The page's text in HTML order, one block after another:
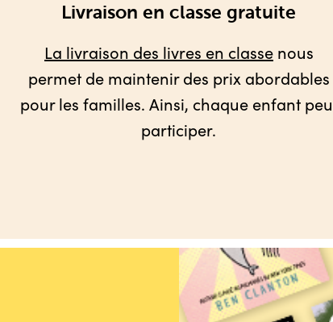
Livraison en classe gratuite
La livraison des livres en classenous
permet de maintenir des prix abordables
pour les familles. Ainsi, chaque enfant
participer.